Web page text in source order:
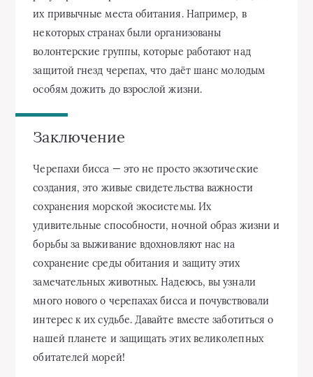
их привычные места обитания. Например, в
некоторых странах были организованы
волонтерские группы, которые работают над
защитой гнезд черепах, что даёт шанс молодым
особям дожить до взрослой жизни.
Заключение
Черепахи бисса — это не просто экзотические
создания, это живые свидетельства важности
сохранения морской экосистемы. Их
удивительные способности, ночной образ жизни и
борьбы за выживание вдохновляют нас на
сохранение среды обитания и защиту этих
замечательных животных. Надеюсь, вы узнали
много нового о черепахах бисса и почувствовали
интерес к их судьбе. Давайте вместе заботиться о
нашей планете и защищать этих великолепных
обитателей морей!